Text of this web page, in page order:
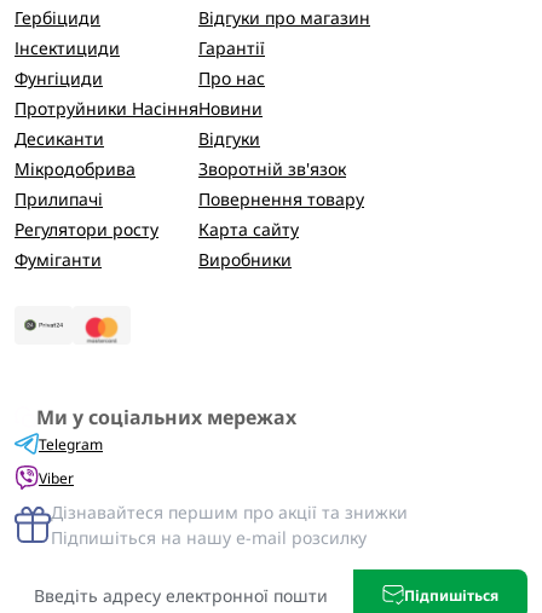
Гербіциди
Інсектициди
Фунгіциди
Протруйники Насіння
Десиканти
Мікродобрива
Прилипачі
Регулятори росту
Фуміганти
Відгуки про магазин
Гарантії
Про нас
Новини
Відгуки
Зворотній зв'язок
Повернення товару
Карта сайту
Виробники
Ми у соціальних мережах
Telegram
Viber
Дізнавайтеся першим про акції та знижки
Підпишіться на нашу e-mail розсилку
Підпишіться